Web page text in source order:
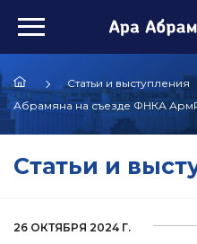
Статьи и выступления
Абрамяна на съезде ФНКА
Статьи и
26 ОКТЯБРЯ 2024 Г.